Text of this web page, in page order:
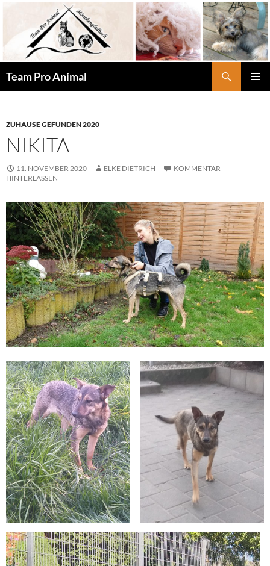
springen
Team Pro Animal
ZUHAUSE GEFUNDEN 2020
NIKITA
11. NOVEMBER 2020 ELKE DIETRICH
KOMMENTAR
HINTERLASSEN